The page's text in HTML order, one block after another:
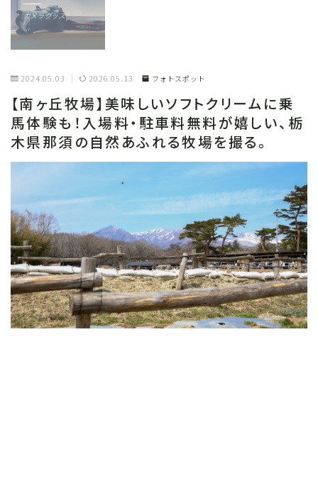
カメラグッズ
2024.05.03 2026.05.13 フォトスポット
【南ヶ丘牧場】美味しいソフトクリームに乗
馬体験も！入場料・駐車料無料が嬉しい、栃
木県那須の自然あふれる牧場を撮る。